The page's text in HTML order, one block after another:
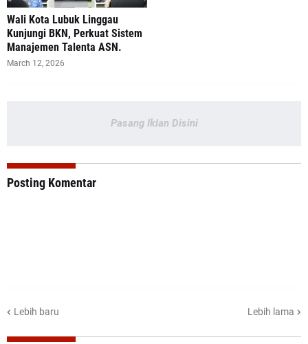
Wali Kota Lubuk Linggau
Kunjungi BKN, Perkuat Sistem
Manajemen Talenta ASN.
March 12, 2026
Pasang Iklan Disini
Posting Komentar
Lebih baru Lebih lama